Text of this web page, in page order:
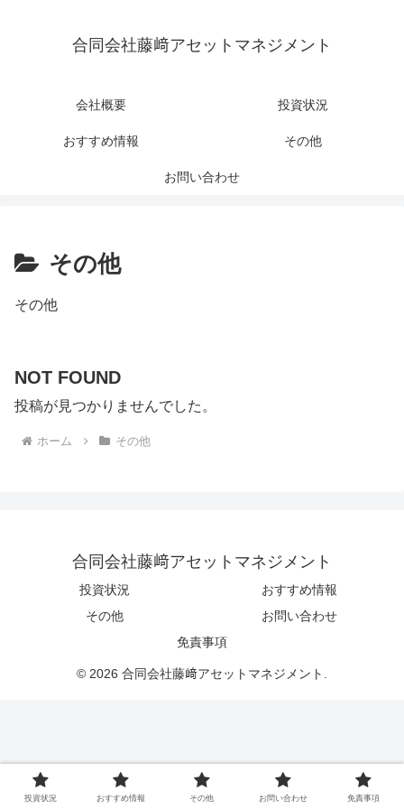
合同会社藤﨑アセットマネジメント
会社概要 投資状況
おすすめ情報 その他
お問い合わせ
その他
その他
NOT FOUND
投稿が見つかりませんでした。
ホーム その他
合同会社藤﨑アセットマネジメント
投資状況
おすすめ情報
その他
お問い合わせ
免責事項
© 2026 合同会社藤﨑アセットマネジメント.
投資状況 おすすめ情報 その他 お問い合わせ 免責事項